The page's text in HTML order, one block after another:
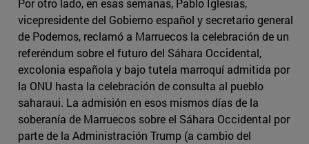
Por otro lado, en esas semanas, Pablo Iglesias,
vicepresidente del Gobierno español y secretario general
de Podemos, reclamó a Marruecos la celebración de un
referéndum sobre el futuro del Sáhara Occidental,
excolonia española y bajo tutela marroquí admitida por
la ONU hasta la celebración de consulta al pueblo
saharaui. La admisión en esos mismos días de la
soberanía de Marruecos sobre el Sáhara Occidental por
parte de la Administración Trump (a cambio del